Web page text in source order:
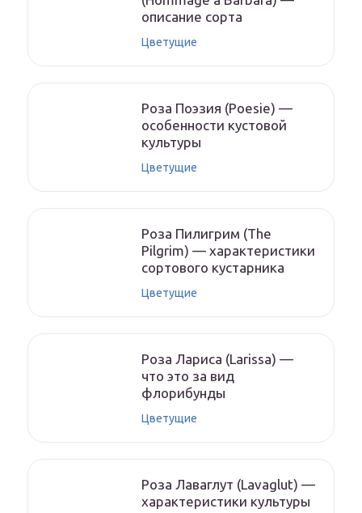
описание сорта
Цветущие
Роза Поэзия (Poesie) —
особенности кустовой
культуры
Цветущие
Роза Пилигрим (The
Pilgrim) — характеристики
сортового кустарника
Цветущие
Роза Лариса (Larissa) —
что это за вид
флорибунды
Цветущие
Роза Лаваглут (Lavaglut) —
характеристики культуры